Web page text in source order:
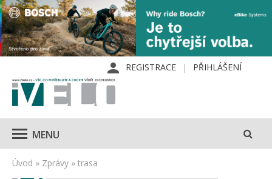
REGISTRACE PŘIHLÁŠENÍ
MENU
Úvod » Zprávy » trasa